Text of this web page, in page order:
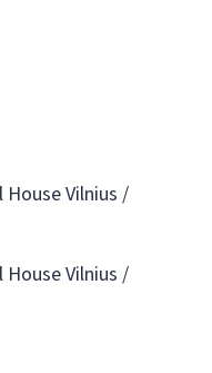
Vilnius /
Vilnius /